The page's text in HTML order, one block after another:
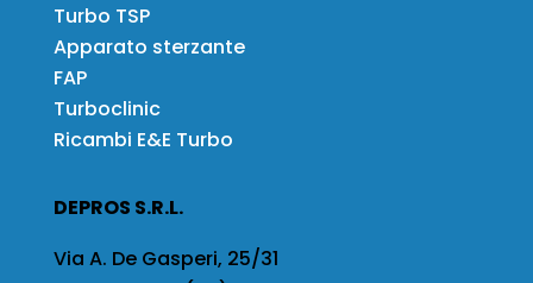
Turbo TSP
Apparato sterzante
FAP
Turboclinic
Ricambi E&E Turbo
DEPROS S.R.L.
Via A. De Gasperi, 25/31